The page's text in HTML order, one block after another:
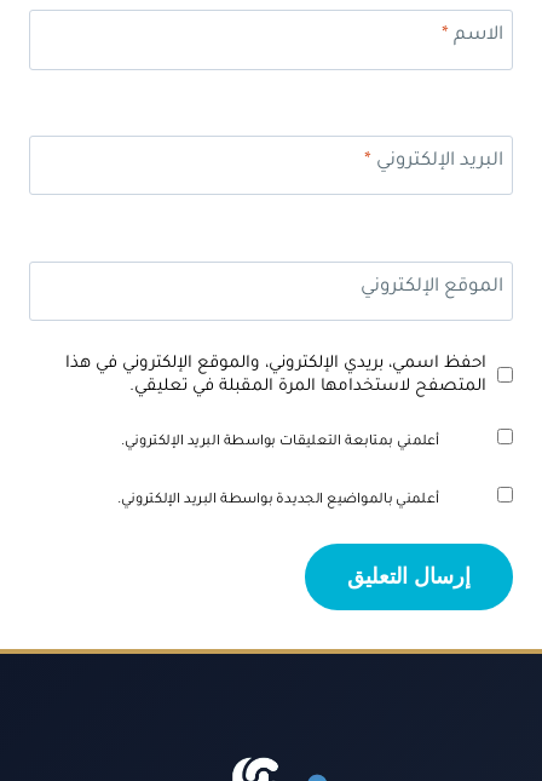
الاسم*
البريد الإلكتروني*
الموقع الإلكتروني
احفظ اسمي، بريدي الإلكتروني، والموقع الإلكتروني في هذا
المتصفح لاستخدامها المرة المقبلة في تعليقي.
أعلمني بمتابعة التعليقات بواسطة البريد الإلكتروني.
أعلمني بالمواضيع الجديدة بواسطة البريد الإلكتروني.